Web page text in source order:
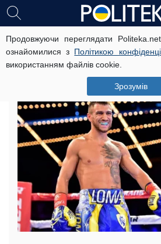
Продовжуючи переглядати
ознайомилися з Політикою
використанням файлів cookie.
Зрозумів
Ломаченко отримав
відомого спортсмена